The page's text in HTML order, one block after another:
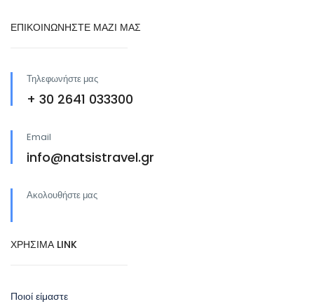
ΕΠΙΚΟΙΝΩΝΗΣΤΕ ΜΑΖΙ ΜΑΣ
Τηλεφωνήστε μας
+ 30 2641 033300
Email
info@natsistravel.gr
Ακολουθήστε μας
ΧΡΗΣΙΜΑ LINK
Ποιοί είμαστε